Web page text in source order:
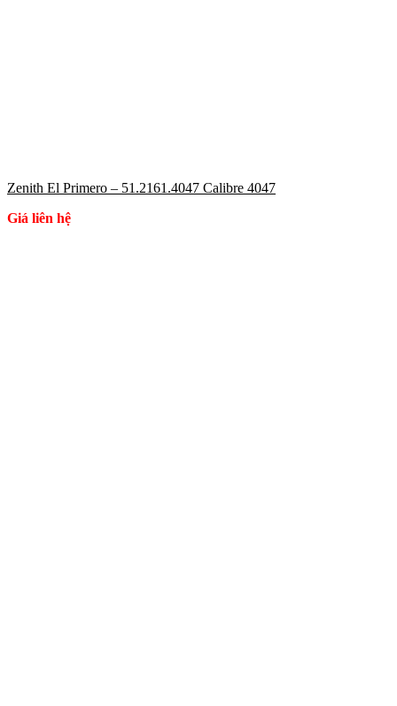
Zenith El Primero – 51.2161.4047 Calibre 4047
Giá liên hệ